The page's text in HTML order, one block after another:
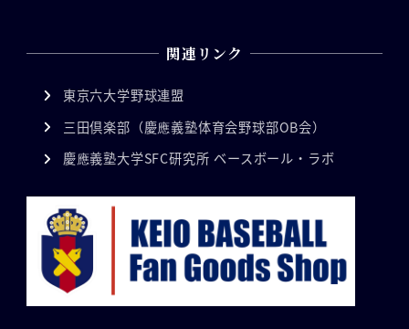
関連リンク
東京六大学野球連盟
三田倶楽部（慶應義塾体育会野球部OB会）
慶應義塾大学SFC研究所 ベースボール・ラボ